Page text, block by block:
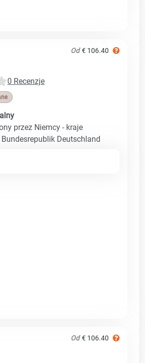
Od € 106.40
0 Recenzje
przez Niemcy - kraje
Deutschland
Od € 106.40